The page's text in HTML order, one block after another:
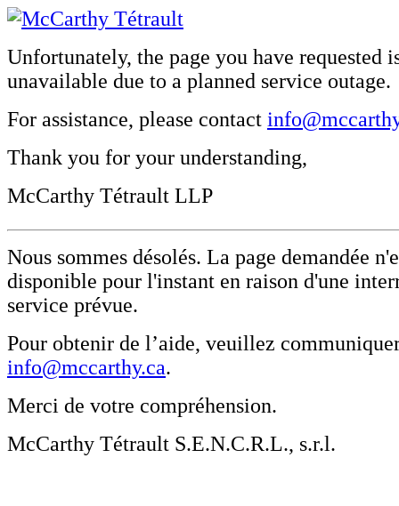
Unfortunately, the page you have requested
unavailable due to a planned service outage.
For assistance, please contact
Thank you for your understanding,
McCarthy Tétrault LLP
Nous sommes désolés. La page demandée
disponible pour l'instant en raison d'une
service prévue.
Pour obtenir de l’aide, veuillez
info@mccarthy.ca.
Merci de votre compréhension.
McCarthy Tétrault S.E.N.C.R.L., s.r.l.